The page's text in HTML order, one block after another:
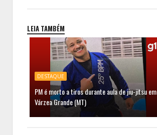
LEIA TAMBÉM
DESTAQUE
PM é morto a tiros durante aula de jiu-jitsu em
Várzea Grande (MT)